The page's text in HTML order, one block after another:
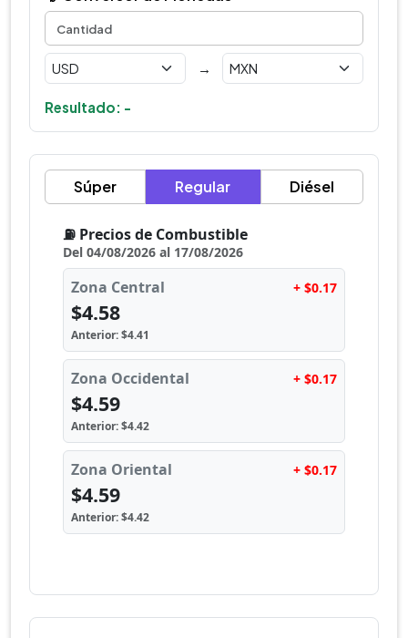
→
Resultado: -
Súper Regular Diésel